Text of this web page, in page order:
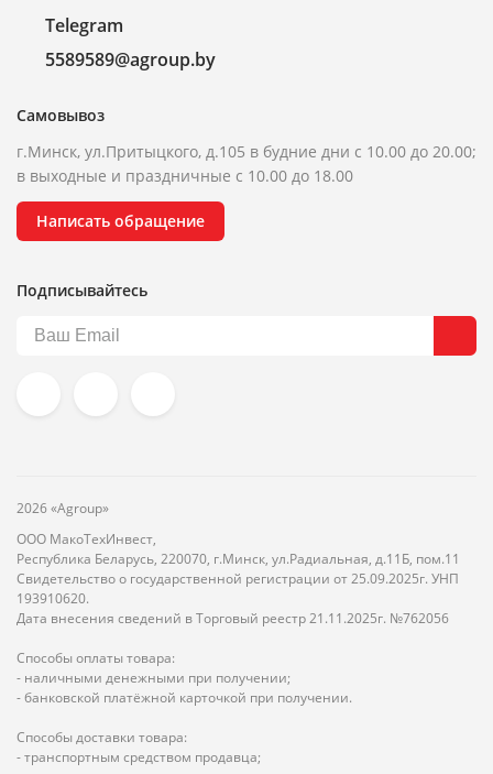
Telegram
5589589@agroup.by
Самовывоз
г.Минск, ул.Притыцкого, д.105 в будние дни с 10.00 до 20.00;
в выходные и праздничные с 10.00 до 18.00
Написать обращение
Подписывайтесь
2026 «Agroup»
ООО МакоТехИнвест,
Республика Беларусь, 220070, г.Минск, ул.Радиальная, д.11Б, пом.11
Свидетельство о государственной регистрации от 25.09.2025г. УНП
193910620.
Дата внесения сведений в Торговый реестр 21.11.2025г. №762056
Способы оплаты товара:
- наличными денежными при получении;
- банковской платёжной карточкой при получении.
Способы доставки товара:
- транспортным средством продавца;